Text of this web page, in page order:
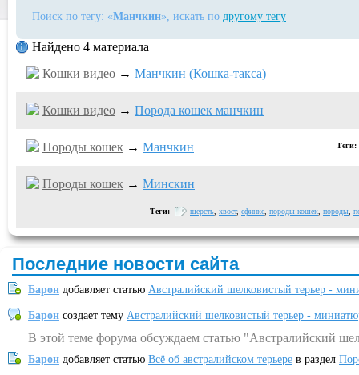
Поиск по тегу: «Манчкин», искать по другому тегу
Найдено 4 материала
Кошки видео → Манчкин (Кошка-такса)
Кошки видео → Порода кошек манчкин
Породы кошек → Манчкин Теги:
Породы кошек → Минскин
Теги: шерсть хвост, сфинкс породы кошек породы
Последние новости сайта
Барон добавляет статью Австралийский шелковистый терьер -
Барон создает тему Австралийский шелковистый терьер -
В этой теме форума обсуждаем статью "Австралийский
Барон добавляет статью Всё об австралийском терьере в раздел